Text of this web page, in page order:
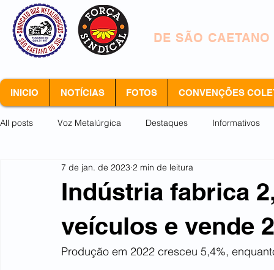
DE SÃO
INICIO NOTÍCIAS FOTOS CONVENÇÕES
All posts Voz Metalúrgica Destaques Informativos
Arquivo morto
Indústria fabrica
veículos e vende
7 de jan. de 2023 2 min de leitura
Produção em 2022 cresceu 5,4%,